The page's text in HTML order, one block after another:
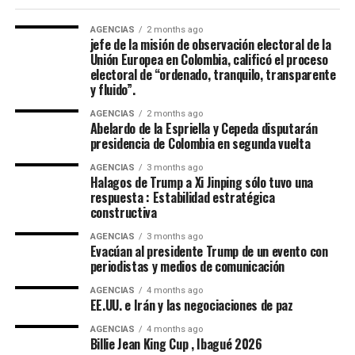
y su campaña seguirán.
El senador devenido desde ahora en el jefe de la
oposición anunció que hará un recorrido por el país
para aunar esfuerzos en las regiones en defensa del
medioambiente, los logros sociales, el respeto por los
trabajadores y en contra de un modelo político basado
en la depredación. “Si de la Espriella y el nuevo gobierno
deciden recorrer el camino del diálogo, de la sensatez y
del entendimiento nacional, si optan por construir
acuerdos sobre la base del respeto mutuo y del interés
general, encontrarán en nosotros una disposición
sincera de concertación”, afirmó Cepeda, que le reiteró a
de la Espriella: “Hoy somos media Colombia contada en
las urnas. Somos una parte fundamental de la nación.
Somos una fuerza política, social y cultural presente en
cada rincón del país. Somos la fuerza serena del cambio
social y nadie podrá detenernos”.
AGENCIAS 2 months ago
jefe de la misión de observación electoral de la
Unión Europea en Colombia, calificó el proceso
electoral de “ordenado, tranquilo, transparente
y fluido”.
AGENCIAS 2 months ago
Abelardo de la Espriella y Cepeda disputarán
presidencia de Colombia en segunda vuelta
AGENCIAS 3 months ago
Halagos de Trump a Xi Jinping sólo tuvo una
respuesta : Estabilidad estratégica
constructiva
AGENCIAS 3 months ago
Evacúan al presidente Trump de un evento con
periodistas y medios de comunicación
AGENCIAS 4 months ago
EE.UU. e Irán y las negociaciones de paz
AGENCIAS 4 months ago
Billie Jean King Cup , Ibagué 2026